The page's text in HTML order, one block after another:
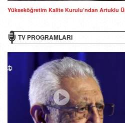
Yükseköğretim Kalite Kurulu’ndan Artuklu
TV PROGRAMLARI